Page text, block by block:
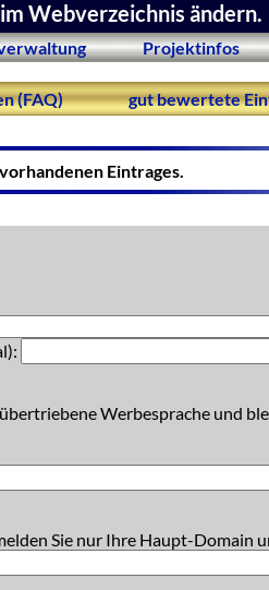
Webverzeichnis ändern.
Projektinfos
(FAQ) gut bewertete
Eintrages.
Werbesprache und
Sie nur Ihre Haupt-Domain